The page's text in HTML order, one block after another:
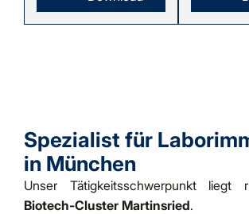
Spezialist für
in München
Unser Tätigkeitsschwerpunkt
Biotech-Cluster Martinsried.